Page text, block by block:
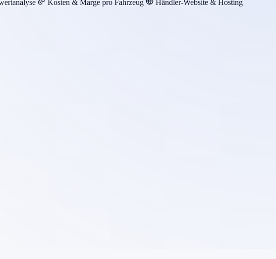
Kosten & Marge pro Fahrzeug Händler-Website & Hosting